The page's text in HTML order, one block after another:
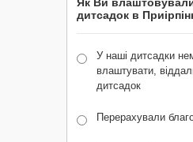
Як Ви
дитсадок в
У наші дитсадки
влаштувати,
дитсадок
Перерахували